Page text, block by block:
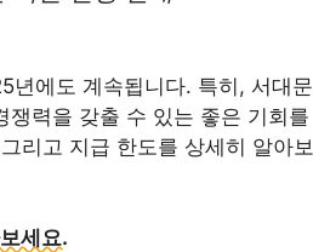
년에도 계속됩니다. 특히, 서대문
력을 갖출 수 있는 좋은 기회를
리고 지급 한도를 상세히 알아보
세요.